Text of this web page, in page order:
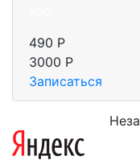
490 Р
3000 Р
Записаться